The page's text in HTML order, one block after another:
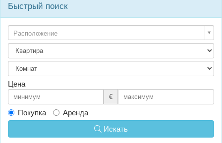
Быстрый поиск
Расположение
Цена
€
Покупка
Аренда
Искать